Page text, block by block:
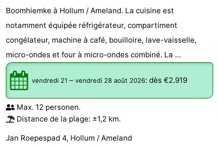
faire
d'intérêt
-
Musées
-
Monuments
-
Églises
Moulins
-
Boomhiemke à Hollum / Ameland. La cuisine est
notamment équipée réfrigérateur, compartiment
congélateur, machine à café, bouilloire, lave-vaisselle,
micro-ondes et four à micro-ondes combiné. La ...
vendredi 21 – vendredi 28 août 2026: dès €2.919
Max. 12 personen.
Distance de la plage: ±1,2 km.
Jan Roepespad 4, Hollum / Ameland